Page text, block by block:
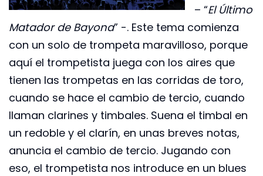
– “El Último
Matador de Bayona” -. Este tema comienza
con un solo de trompeta maravilloso, porque
aquí el trompetista juega con los aires que
tienen las trompetas en las corridas de toro,
cuando se hace el cambio de tercio, cuando
llaman clarines y timbales. Suena el timbal en
un redoble y el clarín, en unas breves notas,
anuncia el cambio de tercio. Jugando con
eso, el trompetista nos introduce en un blues